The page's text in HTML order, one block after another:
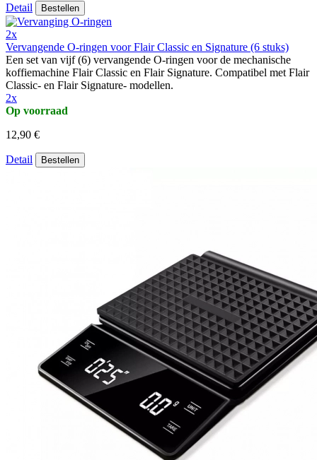
Detail Bestellen
2x
Vervangende O-ringen voor Flair Classic en Signature (6 stuks)
Een set van vijf (6) vervangende O-ringen voor de mechanische
koffiemachine Flair Classic en Flair Signature. Compatibel met Flair
Classic- en Flair Signature- modellen.
2x
Op voorraad
12,90 €
Detail Bestellen